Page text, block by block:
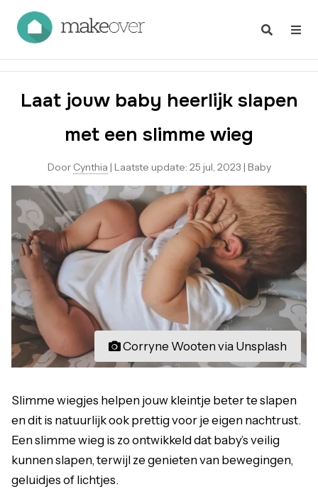
Laat jouw baby heerlijk slapen
met een slimme wieg
Door Cynthia | Laatste update: 25 jul, 2023 | Baby
Corryne Wooten via Unsplash
Slimme wiegjes helpen jouw kleintje beter te slapen
en dit is natuurlijk ook prettig voor je eigen nachtrust.
Een slimme wieg is zo ontwikkeld dat baby’s veilig
kunnen slapen, terwijl ze genieten van bewegingen,
geluidjes of lichtjes.